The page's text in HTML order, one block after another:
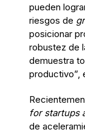
pueden
riesgos de
posicionar
robustez de
demuestra
productivo”,
for startups
de